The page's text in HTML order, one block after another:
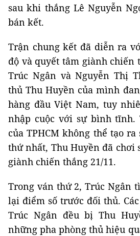
sau khi thắng Lê Nguyễn
bán kết.
Trận chung kết đã diễn ra
độ và quyết tâm giành chiến
Trúc Ngân và Nguyễn Thị
thủ Thu Huyền của mình
hàng đầu Việt Nam, tuy
nhập cuộc với sự bình tĩnh.
của TPHCM không thể tạo
thứ nhất, Thu Huyền đã chơi
giành chiến thắng 21/11.
Trong ván thứ 2, Trúc Ngân
lại điểm số trước đối thủ.
Trúc Ngân đều bị Thu
những pha phòng thủ hiệu